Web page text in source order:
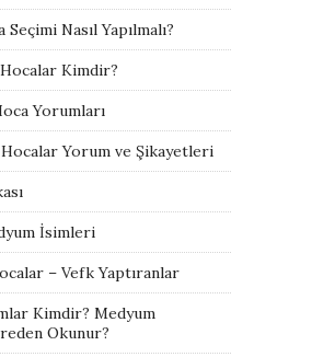
Nasıl Yapılmalı?
Kimdir?
Yorumları
Hocalar Yorum ve Şikayetleri
İsimleri
– Vefk Yaptıranlar
Kimdir? Medyum
Okunur?